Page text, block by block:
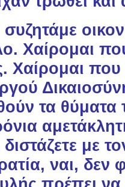
Χαίρομαι
Χαίρομαι
τα θύματα
με
ναι, δεν